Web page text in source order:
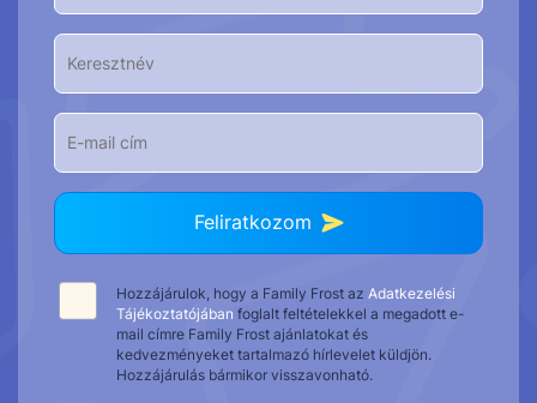
Feliratkozom
Hozzájárulok, hogy a Family Frost az Adatkezelési
Tájékoztatójában foglalt feltételekkel a megadott e-
mail címre Family Frost ajánlatokat és
kedvezményeket tartalmazó hírlevelet küldjön.
Hozzájárulás bármikor visszavonható.